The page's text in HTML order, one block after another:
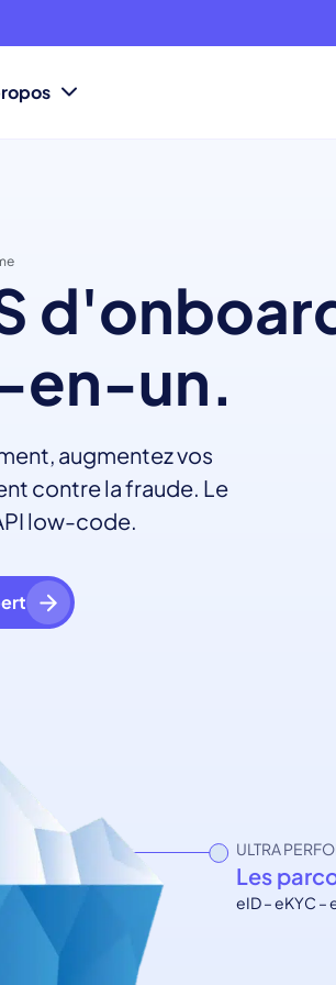
en-un.
augmentez vos
contre la fraude. Le
low-code.
ULTRA
Les
eID – eKYC –